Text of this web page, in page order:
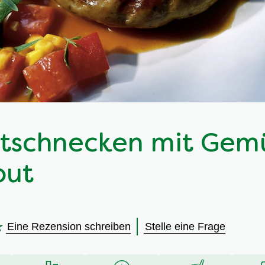
mit
Eine Rezension schreiben Stelle eine Frage